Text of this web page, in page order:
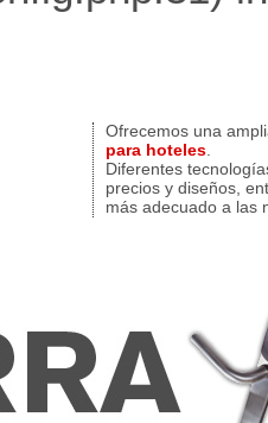
Ofrecemos una
para hoteles
Diferentes
precios y diseños,
más adecuado a las